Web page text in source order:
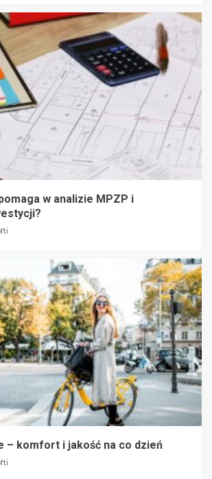
w analizie MPZP i
– komfort i jakość na co dzień